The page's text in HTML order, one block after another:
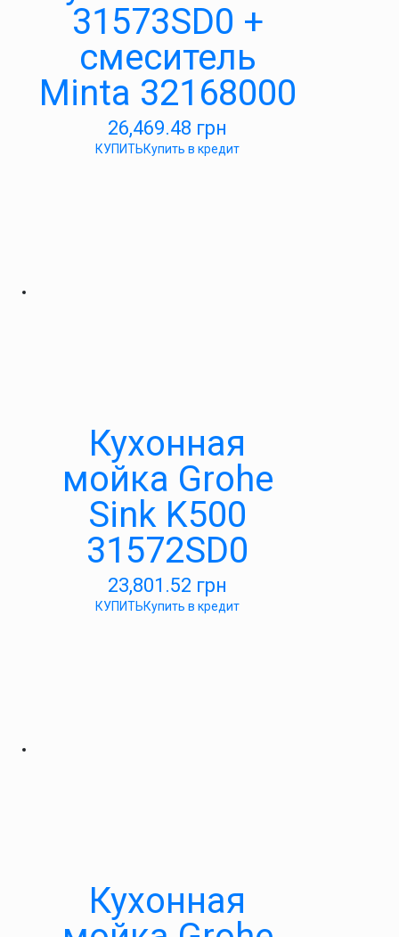
31573SD0 +
смеситель
Minta 32168000
26,469.48 грн
КУПИТЬКупить в кредит
Кухонная
мойка Grohe
Sink K500
31572SD0
23,801.52 грн
КУПИТЬКупить в кредит
Кухонная